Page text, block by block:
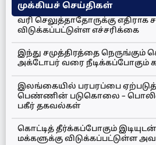
முக்கியச் செய்திகள்
வரி செலுத்தாதோருக்கு எதிராக
விடுக்கப்பட்டுள்ள எச்சரிக்கை
இந்து சமுத்திரத்தை நெருங்கும்
அக்டோபர் வரை நீடிக்கப்போகும்
இலங்கையில் பரபரப்பை
பெண்ணின் படுகொலை –
பகீர் தகவல்கள்
கொட்டித் தீர்க்கப்போகும்
மக்களுக்கு விடுக்கப்பட்டுள்ள